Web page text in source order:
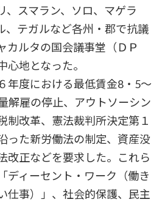
、スマラン、ソロ、マゲラ
、テガルなど各州・郡で抗議
カルタの国会議事堂（ＤＰ
心地となった。
年度における最低賃金8・5～
解雇の停止、アウトソーシン
制改革、憲法裁判所決定第１
った新労働法の制定、資産没
改正などを要求した。これら
ディーセント・ワーク（働き
仕事）」、社会的保護、民主